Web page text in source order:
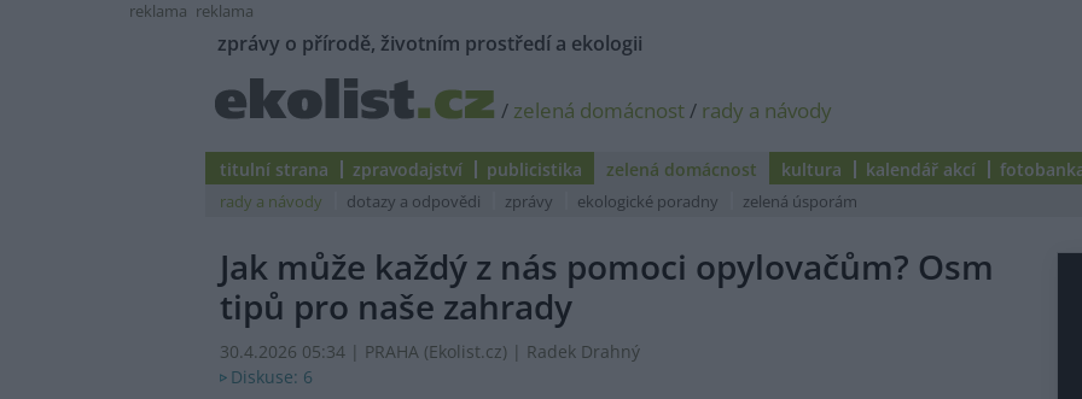
reklama reklama
zprávy o přírodě, životním prostředí a ekologii
/ zelená domácnost/ rady a návody
titulní strana zpravodajství publicistika zelená domácnost kultura kalendář akcí
rady a návody dotazy a odpovědi zprávy ekologické poradny zelená úsporám
Jak může každý z nás pomoci opylovačům? Osm
tipů pro naše zahrady
30.4.2026 05:34 | PRAHA (Ekolist.cz) | Radek Drahný
Diskuse: 6